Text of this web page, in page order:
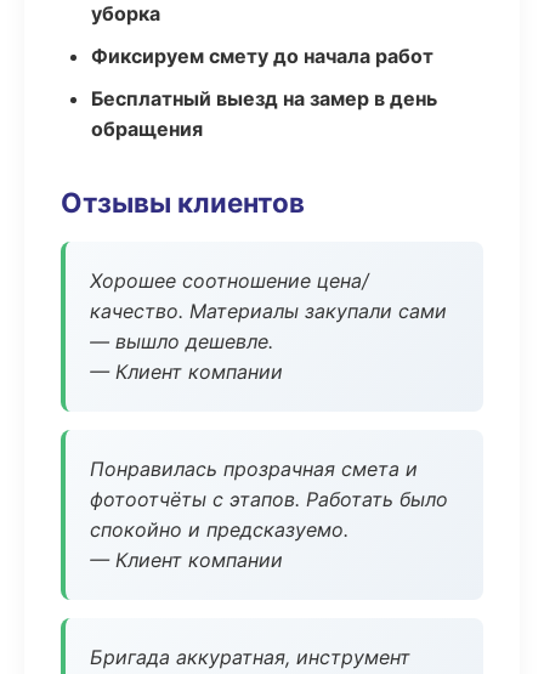
уборка
Фиксируем смету до начала работ
Бесплатный выезд на замер в день
обращения
Отзывы клиентов
Хорошее соотношение цена/
качество. Материалы закупали сами
— вышло дешевле.
— Клиент компании
Понравилась прозрачная смета и
фотоотчёты с этапов. Работать было
спокойно и предсказуемо.
— Клиент компании
Бригада аккуратная, инструмент